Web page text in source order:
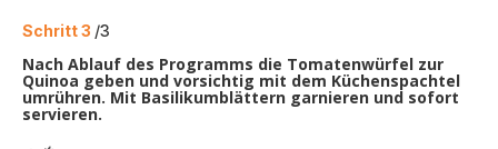
Schritt 3 /3
Nach Ablauf des Programms die Tomatenwürfel zur
Quinoa geben und vorsichtig mit dem Küchenspachtel
umrühren. Mit Basilikumblättern garnieren und sofort
servieren.